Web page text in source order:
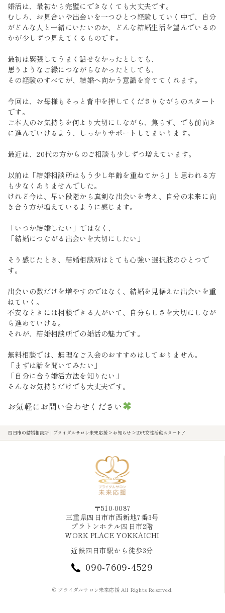
婚活は、最初から完璧にできなくても大丈夫です。
むしろ、お見合いや出会いを一つひとつ経験していく中で、自分
がどんな人と一緒にいたいのか、どんな結婚生活を望んでいるの
かが少しずつ見えてくるものです。
最初は緊張してうまく話せなかったとしても、
思うようなご縁につながらなかったとしても、
その経験のすべてが、結婚へ向かう意識を育ててくれます。
今回は、お母様もそっと背中を押してくださりながらのスタート
です。
ご本人のお気持ちを何より大切にしながら、焦らず、でも前向き
に進んでいけるよう、しっかりサポートしてまいります。
最近は、20代の方からのご相談も少しずつ増えています。
以前は「結婚相談所はもう少し年齢を重ねてから」と思われる方
も少なくありませんでした。
けれど今は、早い段階から真剣な出会いを考え、自分の未来に向
き合う方が増えているように感じます。
「いつか結婚したい」ではなく、
「結婚につながる出会いを大切にしたい」
そう感じたとき、結婚相談所はとても心強い選択肢のひとつで
す。
出会いの数だけを増やすのではなく、結婚を見据えた出会いを重
ねていく。
不安なときには相談できる人がいて、自分らしさを大切にしなが
ら進めていける。
それが、結婚相談所での婚活の魅力です。
無料相談では、無理なご入会のおすすめはしておりません。
「まずは話を聞いてみたい」
「自分に合う婚活方法を知りたい」
そんなお気持ちだけでも大丈夫です。
お気軽にお問い合わせください
四日市の結婚相談所｜ブライダルサロン未来応援> お知らせ >20代女性活動スタート！
〒510-0087
三重県四日市市西新地7番3号
プラトンホテル四日市2階
WORK PLACE YOKKAICHI
近鉄四日市駅から徒歩3分
090-7609-4529
© ブライダルサロン未来応援 All Rights Reserved.